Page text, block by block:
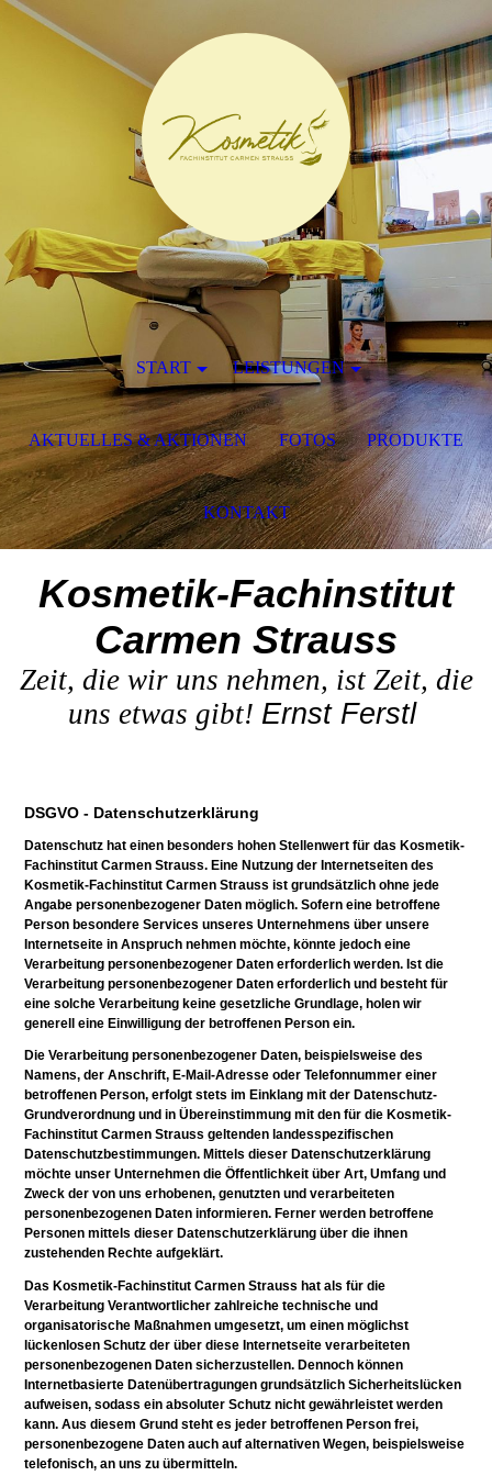
Kosmetik-Fachinstitut
Carmen Strauss
Zeit, die wir uns nehmen, ist Zeit, die
uns etwas gibt! Ernst Ferstl
DSGVO - Datenschutzerklärung
Datenschutz hat einen besonders hohen Stellenwert für das Kosmetik-
Fachinstitut Carmen Strauss. Eine Nutzung der Internetseiten des
Kosmetik-Fachinstitut Carmen Strauss ist grundsätzlich ohne jede
Angabe personenbezogener Daten möglich. Sofern eine betroffene
Person besondere Services unseres Unternehmens über unsere
Internetseite in Anspruch nehmen möchte, könnte jedoch eine
Verarbeitung personenbezogener Daten erforderlich werden. Ist die
Verarbeitung personenbezogener Daten erforderlich und besteht für
eine solche Verarbeitung keine gesetzliche Grundlage, holen wir
generell eine Einwilligung der betroffenen Person ein.
Die Verarbeitung personenbezogener Daten, beispielsweise des
Namens, der Anschrift, E-Mail-Adresse oder Telefonnummer einer
betroffenen Person, erfolgt stets im Einklang mit der Datenschutz-
Grundverordnung und in Übereinstimmung mit den für die Kosmetik-
Fachinstitut Carmen Strauss geltenden landesspezifischen
Datenschutzbestimmungen. Mittels dieser Datenschutzerklärung
möchte unser Unternehmen die Öffentlichkeit über Art, Umfang und
Zweck der von uns erhobenen, genutzten und verarbeiteten
personenbezogenen Daten informieren. Ferner werden betroffene
Personen mittels dieser Datenschutzerklärung über die ihnen
zustehenden Rechte aufgeklärt.
Das Kosmetik-Fachinstitut Carmen Strauss hat als für die
Verarbeitung Verantwortlicher zahlreiche technische und
organisatorische Maßnahmen umgesetzt, um einen möglichst
lückenlosen Schutz der über diese Internetseite verarbeiteten
personenbezogenen Daten sicherzustellen. Dennoch können
Internetbasierte Datenübertragungen grundsätzlich Sicherheitslücken
aufweisen, sodass ein absoluter Schutz nicht gewährleistet werden
kann. Aus diesem Grund steht es jeder betroffenen Person frei,
personenbezogene Daten auch auf alternativen Wegen, beispielsweise
telefonisch, an uns zu übermitteln.
START LEISTUNGEN
AKTUELLES & AKTIONEN FOTOS PRODUKTE
KONTAKT